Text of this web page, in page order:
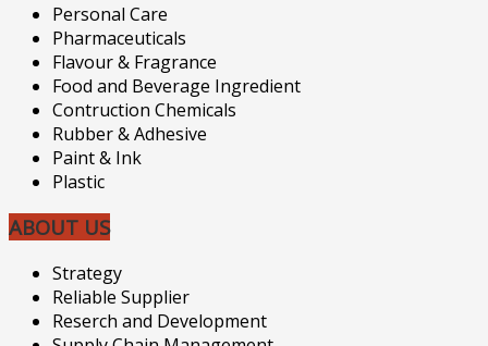
Personal Care
Pharmaceuticals
Flavour & Fragrance
Food and Beverage Ingredient
Contruction Chemicals
Rubber & Adhesive
Paint & Ink
Plastic
ABOUT US
Strategy
Reliable Supplier
Reserch and Development